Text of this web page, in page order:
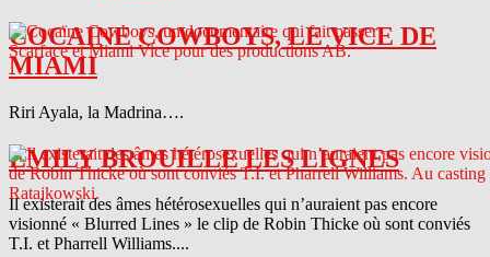
COCAINE COWBOYS, LE VICE DE
MIAMI
Riri Ayala, la Madrina….
EMILY BROUILLE LES LIGNES
Il existerait des âmes hétérosexuelles qui n’auraient pas encore
visionné « Blurred Lines » le clip de Robin Thicke où sont conviés
T.I. et Pharrell Williams....